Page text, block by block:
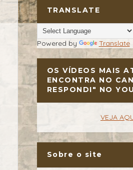
TRANSLATE
Powered by Translate
OS VÍDEOS MAIS
ENCONTRA NO
RESPONDI" NO
VEJA
Sobre o site